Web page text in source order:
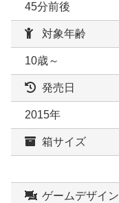
45分前後
対象年齢
10歳～
発売日
2015年
箱サイズ
ゲームデザイン